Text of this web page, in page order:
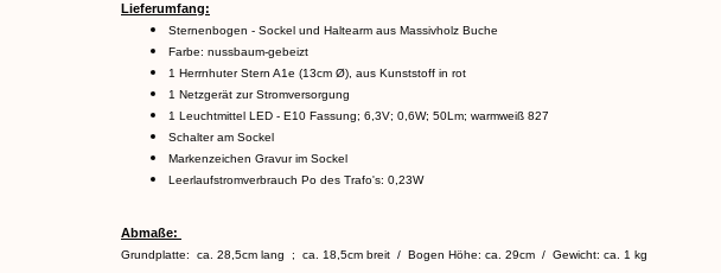
Lieferumfang:
Sternenbogen - Sockel und Haltearm aus Massivholz Buche
Farbe: nussbaum-gebeizt
1 Herrnhuter Stern A1e (13cm Ø), aus Kunststoff in rot
1 Netzgerät zur Stromversorgung
1 Leuchtmittel LED - E10 Fassung; 6,3V; 0,6W; 50Lm; warmweiß 827
Schalter am Sockel
Markenzeichen Gravur im Sockel
Leerlaufstromverbrauch Po des Trafo's: 0,23W
Abmaße:
Grundplatte: ca. 28,5cm lang ; ca. 18,5cm breit / Bogen Höhe: ca. 29cm / Gewicht: ca. 1 kg